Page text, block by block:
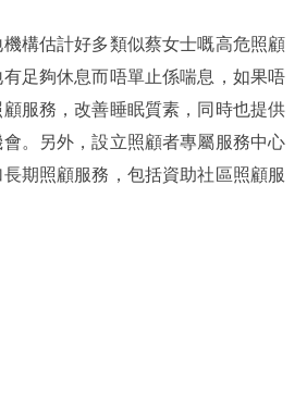
構估計好多類似蔡女士嘅高危照顧
足夠休息而唔單止係喘息，如果唔
服務，改善睡眠質素，同時也提供
。另外，設立照顧者專屬服務中心
期照顧服務，包括資助社區照顧服